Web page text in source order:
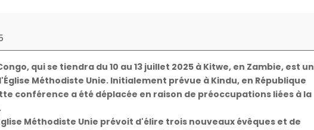
qui se tiendra du 10 au 13 juillet 2025 à Kitwe, en Zambie, est un
Méthodiste Unie. Initialement prévue à Kindu, en République
conférence a été déplacée en raison de préoccupations liées à la
Méthodiste Unie prévoit d'élire trois nouveaux évêques et de